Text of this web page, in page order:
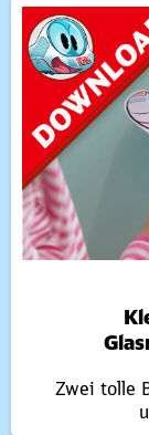
Zwei tolle